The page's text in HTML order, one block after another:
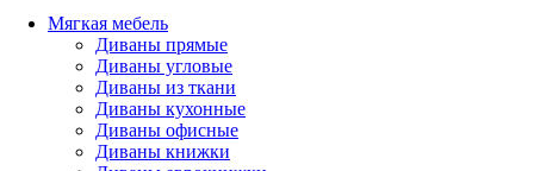
Мягкая мебель
Диваны прямые
Диваны угловые
Диваны из ткани
Диваны кухонные
Диваны офисные
Диваны книжки